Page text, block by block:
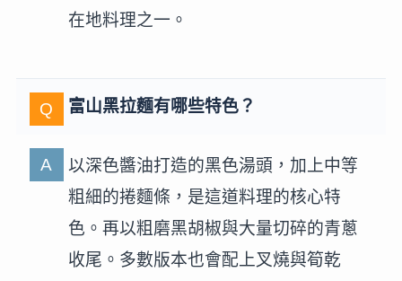
在地料理之一。
富山黑拉麵有哪些特色？
以深色醬油打造的黑色湯頭，加上中等
粗細的捲麵條，是這道料理的核心特
色。再以粗磨黑胡椒與大量切碎的青蔥
收尾。多數版本也會配上叉燒與筍乾